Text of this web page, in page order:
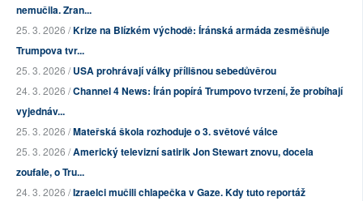
nemučila. Zran...
25. 3. 2026 /Krize na Blízkém východě: Íránská armáda zesměšňuje
Trumpova tvr...
25. 3. 2026 /USA prohrávají války přílišnou sebedůvěrou
24. 3. 2026 /Channel 4 News: Írán popírá Trumpovo tvrzení, že probíhají
vyjednáv...
25. 3. 2026 /Mateřská škola rozhoduje o 3. světové válce
25. 3. 2026 /Americký televizní satirik Jon Stewart znovu, docela
zoufale, o Tru...
24. 3. 2026 /Izraelci mučili chlapečka v Gaze. Kdy tuto reportáž